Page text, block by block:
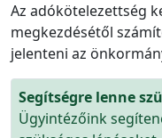
Az adókötelezettség
megkezdésétől
jelenteni az
Segítségre lenne
Ügyintézőink